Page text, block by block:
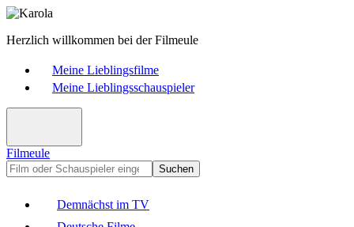
Herzlich willkommen bei der Filmeule
Meine Lieblingsfilme
Meine Lieblingsschauspieler
Filmeule
Suchen
Demnächst im TV